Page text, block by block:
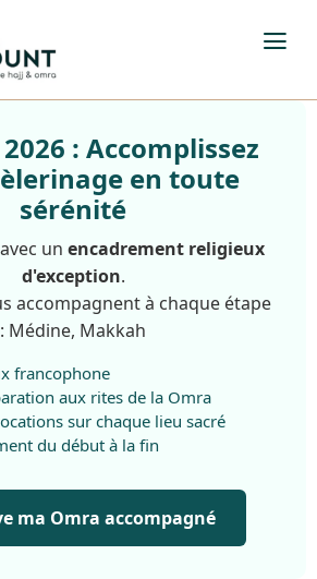
: Accomplissez
en toute
sérénité
un encadrement religieux
d'exception.
accompagnent à chaque étape
: Médine, Makkah
francophone
aux rites de la Omra
sur chaque lieu sacré
du début à la fin
ma Omra accompagné